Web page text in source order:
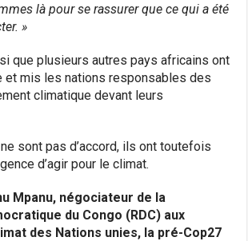
là pour se rassurer que ce qui a été
»
que plusieurs autres pays africains ont
et mis les nations responsables des
climatique devant leurs
sont pas d’accord, ils ont toutefois
d’agir pour le climat.
Mpanu, négociateur de la
du Congo (RDC) aux
des Nations unies, la pré-Cop27